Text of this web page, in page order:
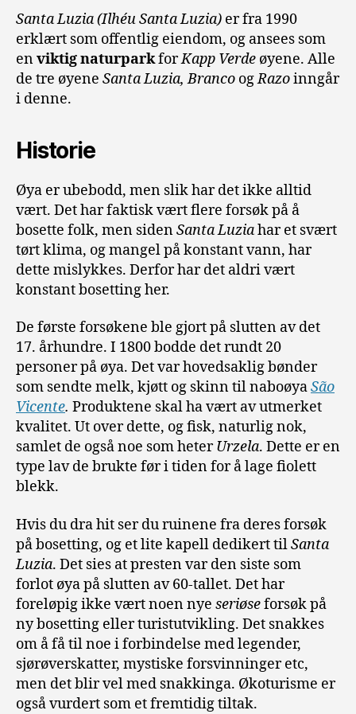
Santa Luzia(Ilhéu Santa Luzia) er fra 1990
erklært som offentlig eiendom, og ansees som
enviktig naturparkforKapp Verde øyene. Alle
de tre øyene Santa Luzia, Branco ogRazoinngår
i denne.
Historie
Øya er ubebodd, men slik har det ikke alltid
vært. Det har faktisk vært flere forsøk på å
bosette folk, men sidenSanta Luziahar et svært
tørt klima, og mangel på konstant vann, har
dette mislykkes. Derfor har det aldri vært
konstant bosetting her.
De første forsøkene ble gjort på slutten av det
17. århundre. I 1800 bodde det rundt 20
personer på øya. Det var hovedsaklig bønder
som sendte melk, kjøtt og skinn til naboøyaSão
Vicente. Produktene skal ha vært av utmerket
kvalitet. Ut over dette, og fisk, naturlig nok,
samlet de også noe som heterUrzela. Dette er en
type lav de brukte før i tiden for å lage fiolett
blekk.
Hvis du dra hit ser du ruinene fra deres forsøk
på bosetting, og et lite kapell dedikert tilSanta
Luzia. Det sies at presten var den siste som
forlot øya på slutten av 60-tallet. Det har
foreløpig ikke vært noen nye seriøseforsøk på
ny bosetting eller turistutvikling. Det snakkes
om å få til noe i forbindelse med legender,
sjørøverskatter, mystiske forsvinninger etc,
men det blir vel med snakkinga. Økoturisme er
også vurdert som et fremtidig tiltak.